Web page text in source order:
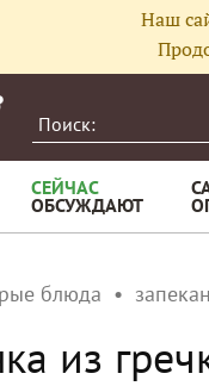
Наш
СЕЙЧАС
ОБСУЖДАЮТ
блюда
из